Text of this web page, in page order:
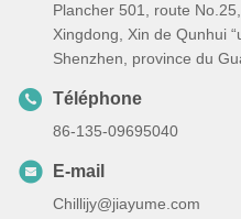
Plancher 501, route
Xingdong, Xin de Qunhui
Shenzhen, province du
Téléphone
86-135-09695040
E-mail
Chillijy@jiayume.com